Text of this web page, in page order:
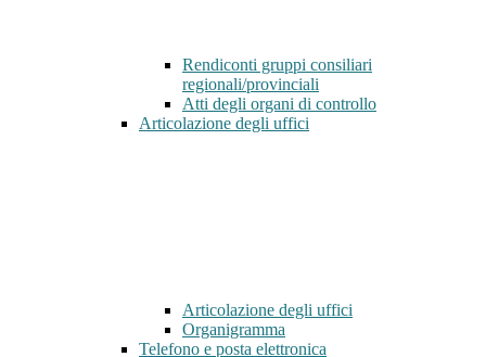
Rendiconti gruppi consiliari
regionali/provinciali
Atti degli organi di controllo
Articolazione degli uffici
Articolazione degli uffici
Organigramma
Telefono e posta elettronica